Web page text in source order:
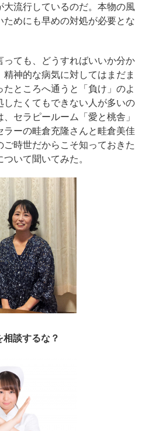
大流行しているのだ。本物の風
めにも早めの対処が必要とな
ても、どうすればいいか分か
神的な病気に対してはまだま
ところへ通うと「負け」のよ
したくてもできない人が多いの
セラピールーム「愛と桃舎」
ラーの畦倉充隆さんと畦倉美佳
時世だからこそ知っておきた
いて聞いてみた。
談するな？